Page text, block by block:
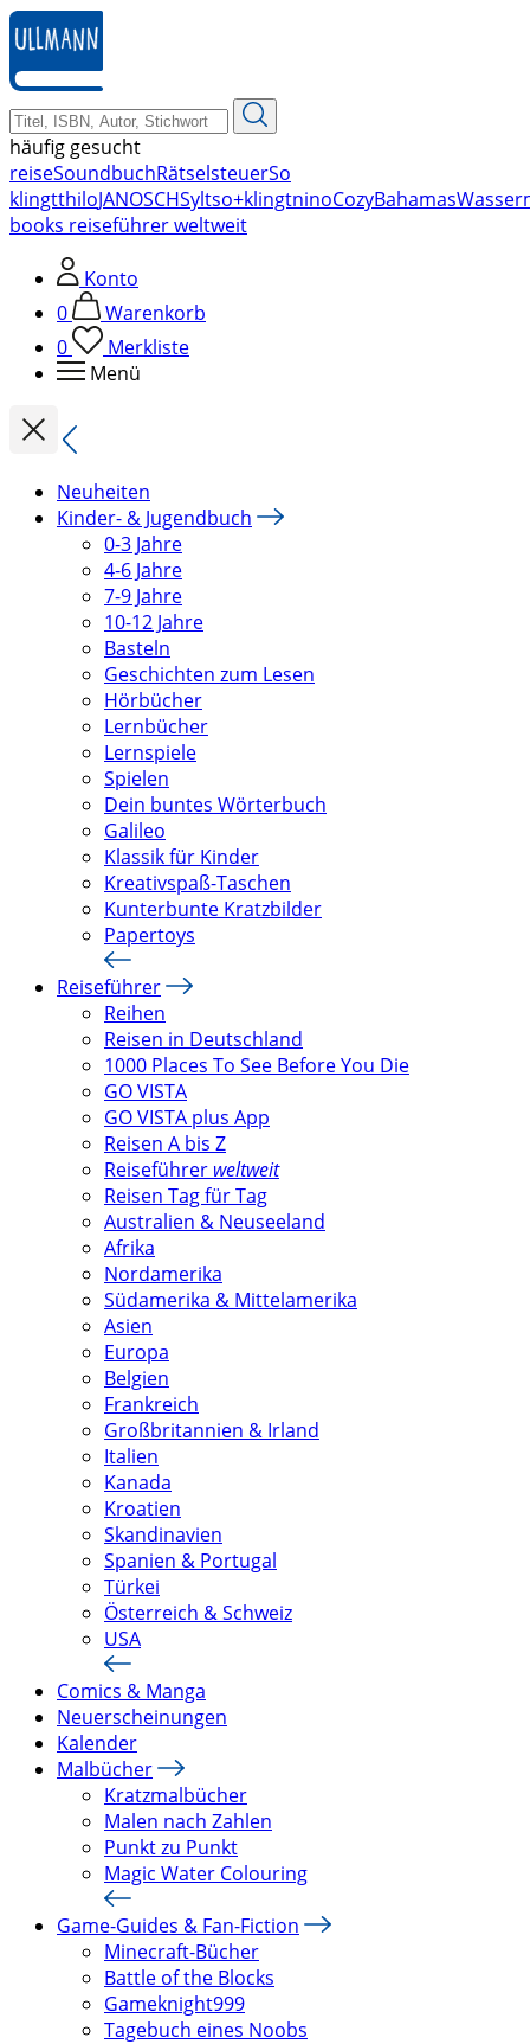
zum
Hauptinhalt
springen
häufig gesucht
reiseSoundbuchRätselsteuerSo
klingtthiloJANOSCHSyltso+klingtninoCozyBahamas
books reiseführer weltweit
Konto
0
Warenkorb
0
Merkliste
Menü
Neuheiten
Kinder- & Jugendbuch
0-3 Jahre
4-6 Jahre
7-9 Jahre
10-12 Jahre
Basteln
Geschichten zum Lesen
Hörbücher
Lernbücher
Lernspiele
Spielen
Dein buntes Wörterbuch
Galileo
Klassik für Kinder
Kreativspaß-Taschen
Kunterbunte Kratzbilder
Papertoys
Reiseführer
Reihen
Reisen in Deutschland
1000 Places To See Before You Die
GO VISTA
GO VISTA plus App
Reisen A bis Z
Reiseführer weltweit
Reisen Tag für Tag
Australien & Neuseeland
Afrika
Nordamerika
Südamerika & Mittelamerika
Asien
Europa
Belgien
Frankreich
Großbritannien & Irland
Italien
Kanada
Kroatien
Skandinavien
Spanien & Portugal
Türkei
Österreich & Schweiz
USA
Comics & Manga
Neuerscheinungen
Kalender
Malbücher
Kratzmalbücher
Malen nach Zahlen
Punkt zu Punkt
Magic Water Colouring
Game-Guides & Fan-Fiction
Minecraft-Bücher
Battle of the Blocks
Gameknight999
Tagebuch eines Noobs